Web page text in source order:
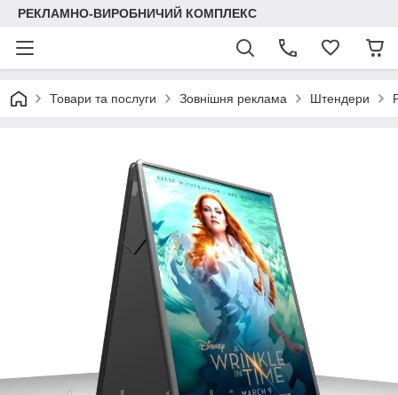
РЕКЛАМНО-ВИРОБНИЧИЙ КОМПЛЕКС
Товари та послуги Зовнішня реклама Штендери